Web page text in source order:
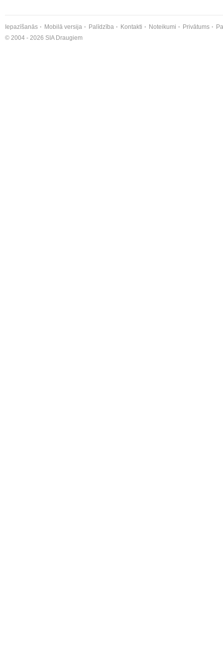
Iepazīšanās Mobilā versija Palīdzība Kontakti Noteikumi Privātums
© 2004 - 2026 SIA Draugiem